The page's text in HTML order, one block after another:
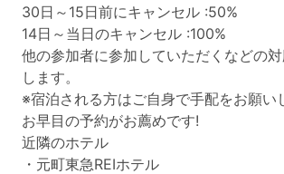
30日～15日前にキャンセル :50%
14日～当日のキャンセル :100%
他の参加者に参加していただくなどの
します。
※宿泊される方はご自身で手配をお願い
お早目の予約がお薦めです!
近隣のホテル
・元町東急REIホテル